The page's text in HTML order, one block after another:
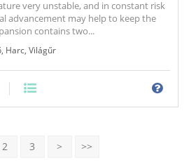
very unstable, and in constant risk
advancement may help to keep the
contains two...
Harc Világűr
2 3 > >>